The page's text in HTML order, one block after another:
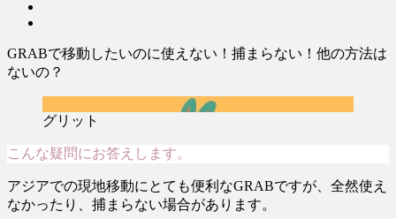
GRABで移動したいのに使えない！捕まらない！他の方法は
ないの？
グリット
こんな疑問にお答えします。
アジアでの現地移動にとても便利なGRABですが、全然使え
なかったり、捕まらない場合があります。